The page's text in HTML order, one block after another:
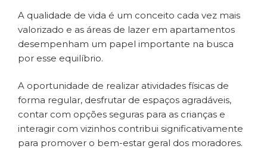
A qualidade de vida é um conceito cada vez mais
valorizado e as áreas de lazer em apartamentos
desempenham um papel importante na busca
por esse equilíbrio.
A oportunidade de realizar atividades físicas de
forma regular, desfrutar de espaços agradáveis,
contar com opções seguras para as crianças e
interagir com vizinhos contribui significativamente
para promover o bem-estar geral dos moradores.